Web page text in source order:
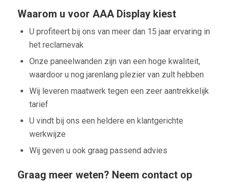
Waarom u voor AAA Display kiest
U profiteert bij ons van meer dan 15 jaar ervaring in
het reclamevak
Onze paneelwanden zijn van een hoge kwaliteit,
waardoor u nog jarenlang plezier van zult hebben
Wij leveren maatwerk tegen een zeer aantrekkelijk
tarief
U vindt bij ons een heldere en klantgerichte
werkwijze
Wij geven u ook graag passend advies
Graag meer weten? Neem contact op